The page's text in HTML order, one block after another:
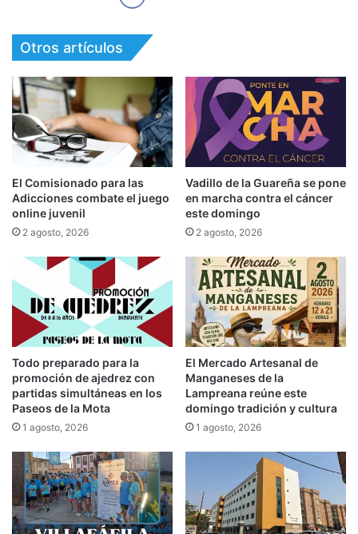
Otros artículos
El Comisionado para las
Adicciones combate el juego
online juvenil
2 agosto, 2026
Vadillo de la Guareña se pone
en marcha contra el cáncer
este domingo
2 agosto, 2026
Todo preparado para la
promoción de ajedrez con
partidas simultáneas en los
Paseos de la Mota
1 agosto, 2026
El Mercado Artesanal de
Manganeses de la
Lampreana reúne este
domingo tradición y cultura
1 agosto, 2026